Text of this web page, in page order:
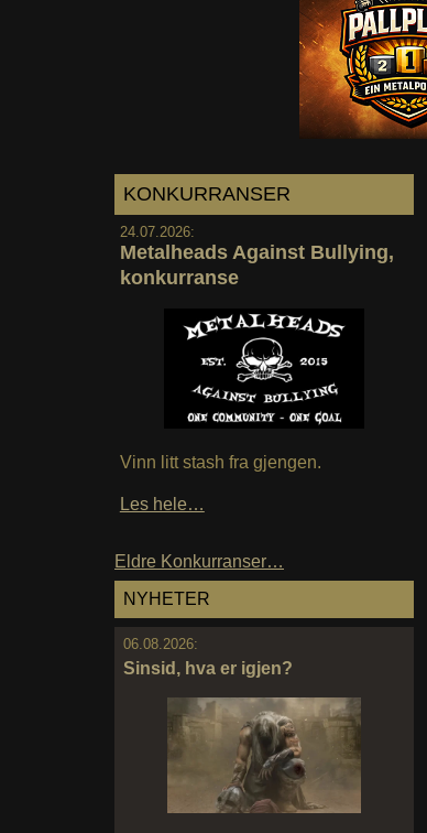
KONKURRANSER
24.07.2026:
Metalheads Against Bullying,
konkurranse
Vinn litt stash fra gjengen.
Les hele…
Eldre Konkurranser…
NYHETER
06.08.2026:
Sinsid, hva er igjen?